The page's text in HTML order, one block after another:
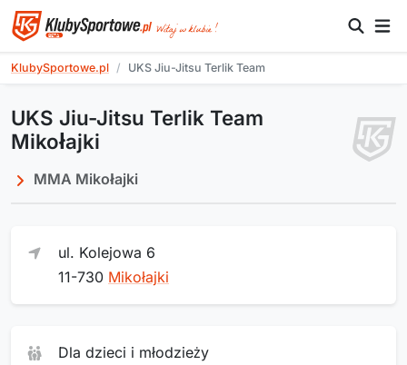
KlubySportowe.pl UKS Jiu-Jitsu Terlik Team
UKS Jiu-Jitsu Terlik Team
Mikołajki
MMA Mikołajki
ul. Kolejowa 6
11-730 Mikołajki
Dla dzieci i młodzieży